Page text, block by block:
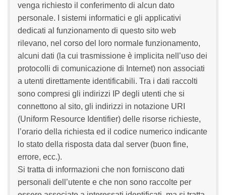
venga richiesto il conferimento di alcun dato
personale. I sistemi informatici e gli applicativi
dedicati al funzionamento di questo sito web
rilevano, nel corso del loro normale funzionamento,
alcuni dati (la cui trasmissione è implicita nell’uso dei
protocolli di comunicazione di Internet) non associati
a utenti direttamente identificabili. Tra i dati raccolti
sono compresi gli indirizzi IP degli utenti che si
connettono al sito, gli indirizzi in notazione URI
(Uniform Resource Identifier) delle risorse richieste,
l’orario della richiesta ed il codice numerico indicante
lo stato della risposta data dal server (buon fine,
errore, ecc.).
Si tratta di informazioni che non forniscono dati
personali dell’utente e che non sono raccolte per